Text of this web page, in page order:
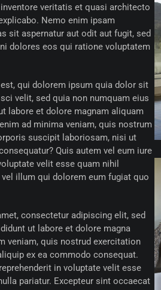
veritatis et quasi architecto
Nemo enim ipsam
sit aspernatur aut odit aut fugit, sed
dolores eos qui ratione voluptatem
qui dolorem ipsum quia dolor sit
velit, sed quia non numquam eius
labore et dolore magnam aliquam
ad minima veniam, quis nostrum
suscipit laboriosam, nisi ut
Quis autem vel eum iure
velit esse quam nihil
illum qui dolorem eum fugiat quo
consectetur adipiscing elit, sed
ut labore et dolore magna
veniam, quis nostrud exercitation
ex ea commodo consequat.
in voluptate velit esse
pariatur. Excepteur sint occaecat